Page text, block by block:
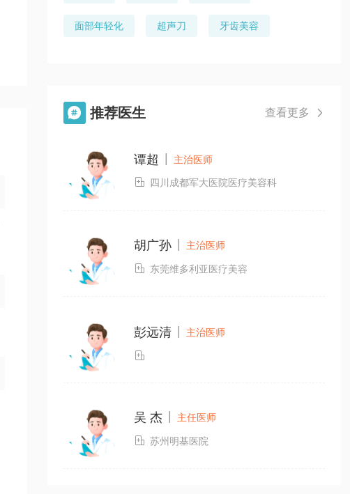
面部年轻化 超声刀 牙齿美容
 推荐医生 查看更多 
谭超 | 主治医师
 四川成都军大医院医疗美容科
胡广孙 主治医师
 东莞维多利亚医疗美容
彭远清 | 主治医师

吴 杰 主任医师
 苏州明基医院